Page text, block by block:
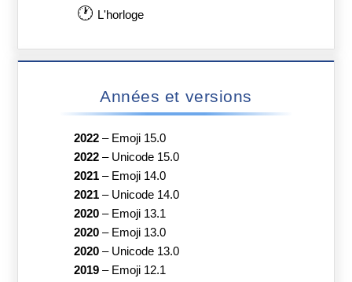
🕐 L'horloge
Années et versions
2022– Emoji 15.0
2022– Unicode 15.0
2021– Emoji 14.0
2021– Unicode 14.0
2020– Emoji 13.1
2020– Emoji 13.0
2020– Unicode 13.0
2019– Emoji 12.1